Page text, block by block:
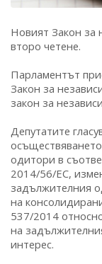
Новият Закон за
второ четене.
Парламентът
Закон за
закон за
Депутатите
одитори в
2014/56/ЕС,
задължителния
на
537/2014
на
интерес.